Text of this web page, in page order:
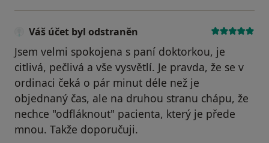
Váš účet byl odstraněn
Jsem velmi spokojena s paní doktorkou, je
citlivá, pečlivá a vše vysvětlí. Je pravda, že se v
ordinaci čeká o pár minut déle než je
objednaný čas, ale na druhou stranu chápu, že
nechce "odfláknout" pacienta, který je přede
mnou. Takže doporučuji.